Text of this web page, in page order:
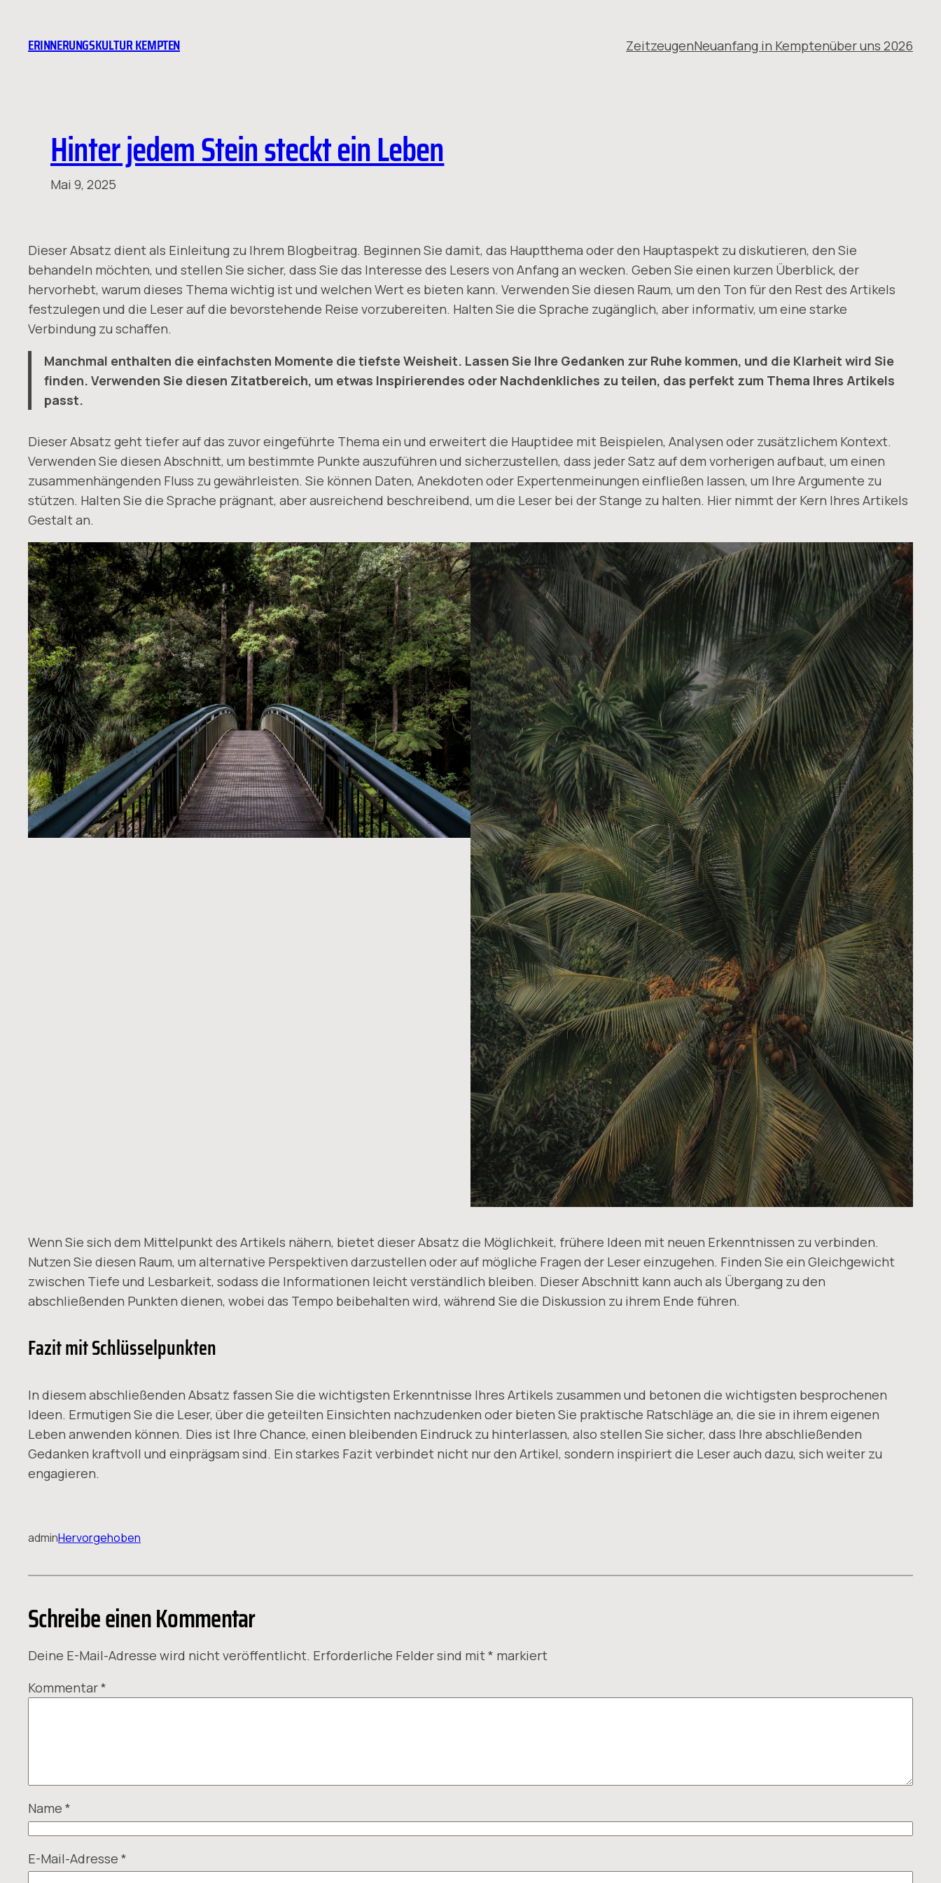
springen
ERINNERUNGSKULTUR KEMPTEN ZeitzeugenNeuanfang in Kemptenüber uns 2026
Hinter jedem Stein steckt ein Leben
Mai 9, 2025
Dieser Absatz dient als Einleitung zu Ihrem Blogbeitrag. Beginnen Sie damit, das Hauptthema oder den Hauptaspekt zu diskutieren, den Sie
behandeln möchten, und stellen Sie sicher, dass Sie das Interesse des Lesers von Anfang an wecken. Geben Sie einen kurzen Überblick, der
hervorhebt, warum dieses Thema wichtig ist und welchen Wert es bieten kann. Verwenden Sie diesen Raum, um den Ton für den Rest des Artikels
festzulegen und die Leser auf die bevorstehende Reise vorzubereiten. Halten Sie die Sprache zugänglich, aber informativ, um eine starke
Verbindung zu schaffen.
Manchmal enthalten die einfachsten Momente die tiefste Weisheit. Lassen Sie Ihre Gedanken zur Ruhe kommen, und die Klarheit wird Sie
finden. Verwenden Sie diesen Zitatbereich, um etwas Inspirierendes oder Nachdenkliches zu teilen, das perfekt zum Thema Ihres Artikels
passt.
Dieser Absatz geht tiefer auf das zuvor eingeführte Thema ein und erweitert die Hauptidee mit Beispielen, Analysen oder zusätzlichem Kontext.
Verwenden Sie diesen Abschnitt, um bestimmte Punkte auszuführen und sicherzustellen, dass jeder Satz auf dem vorherigen aufbaut, um einen
zusammenhängenden Fluss zu gewährleisten. Sie können Daten, Anekdoten oder Expertenmeinungen einfließen lassen, um Ihre Argumente zu
stützen. Halten Sie die Sprache prägnant, aber ausreichend beschreibend, um die Leser bei der Stange zu halten. Hier nimmt der Kern Ihres Artikels
Gestalt an.
Wenn Sie sich dem Mittelpunkt des Artikels nähern, bietet dieser Absatz die Möglichkeit, frühere Ideen mit neuen Erkenntnissen zu verbinden.
Nutzen Sie diesen Raum, um alternative Perspektiven darzustellen oder auf mögliche Fragen der Leser einzugehen. Finden Sie ein Gleichgewicht
zwischen Tiefe und Lesbarkeit, sodass die Informationen leicht verständlich bleiben. Dieser Abschnitt kann auch als Übergang zu den
abschließenden Punkten dienen, wobei das Tempo beibehalten wird, während Sie die Diskussion zu ihrem Ende führen.
Fazit mit Schlüsselpunkten
In diesem abschließenden Absatz fassen Sie die wichtigsten Erkenntnisse Ihres Artikels zusammen und betonen die wichtigsten besprochenen
Ideen. Ermutigen Sie die Leser, über die geteilten Einsichten nachzudenken oder bieten Sie praktische Ratschläge an, die sie in ihrem eigenen
Leben anwenden können. Dies ist Ihre Chance, einen bleibenden Eindruck zu hinterlassen, also stellen Sie sicher, dass Ihre abschließenden
Gedanken kraftvoll und einprägsam sind. Ein starkes Fazit verbindet nicht nur den Artikel, sondern inspiriert die Leser auch dazu, sich weiter zu
engagieren.
adminHervorgehoben
Schreibe einen Kommentar
Deine E-Mail-Adresse wird nicht veröffentlicht. Erforderliche Felder sind mit* markiert
Kommentar*
Name *
E-Mail-Adresse *